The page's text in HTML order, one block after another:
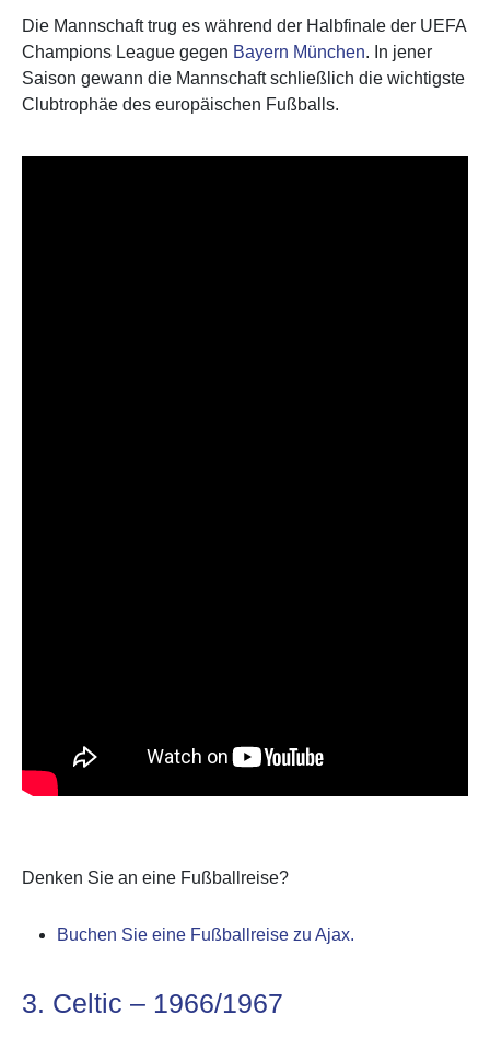
Die Mannschaft trug es während der Halbfinale der UEFA
Champions League gegen Bayern München. In jener
Saison gewann die Mannschaft schließlich die wichtigste
Clubtrophäe des europäischen Fußballs.
Denken Sie an eine Fußballreise?
Buchen Sie eine Fußballreise zu Ajax.
3. Celtic – 1966/1967